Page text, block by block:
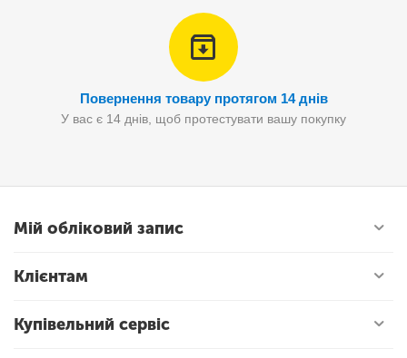
Повернення товару протягом 14 днів
У вас є 14 днів, щоб протестувати вашу покупку
Мій обліковий запис
Клієнтам
Купівельний сервіс